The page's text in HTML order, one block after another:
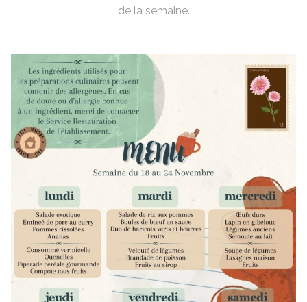
de la semaine.